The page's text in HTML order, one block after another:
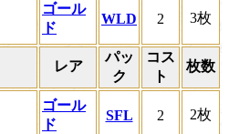
ゴール
ド
WLD 2 3枚
レア
パッ
ク
コス
ト
枚数
ゴール
ド
SFL 2 2枚